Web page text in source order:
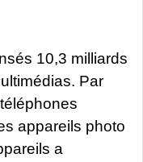
10,3 milliards
Par
appareils photo
a